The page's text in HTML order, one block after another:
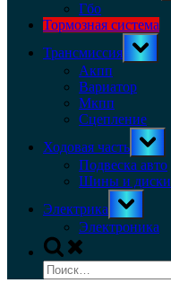
Гбо
Тормозная система
Трансмиссия
Toggle
sub-
Акпп
Вариатор
Мкпп
Сцепление
Ходовая часть
Toggle
sub-
menu
Подвеска авто
Шины и диски
Электрика
Toggle
sub-
menu
Электроника
Toggle
search
form
Найти: